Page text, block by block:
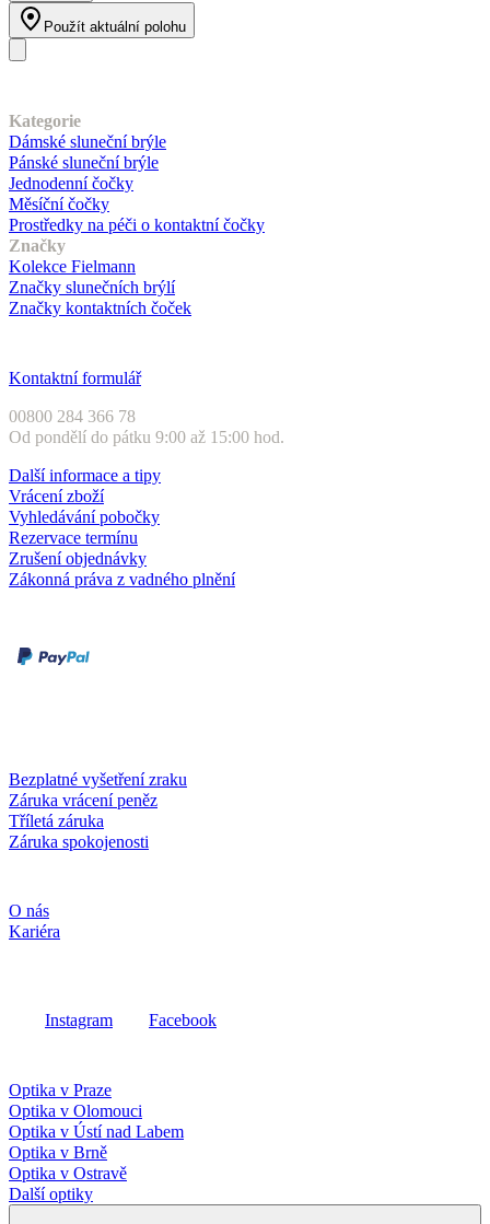
Použít aktuální polohu
Kategorie
Dámské sluneční brýle
Pánské sluneční brýle
Jednodenní čočky
Měsíční čočky
Prostředky na péči o kontaktní čočky
Značky
Kolekce Fielmann
Značky slunečních brýlí
Značky kontaktních čoček
Kontaktní formulář
00800 284 366 78
Od pondělí do pátku 9:00 až 15:00 hod.
Další informace a tipy
Vrácení zboží
Vyhledávání pobočky
Rezervace termínu
Zrušení objednávky
Zákonná práva z vadného plnění
Bezplatné vyšetření zraku
Záruka vrácení peněz
Tříletá záruka
Záruka spokojenosti
O nás
Kariéra
Instagram Facebook
Optika v Praze
Optika v Olomouci
Optika v Ústí nad Labem
Optika v Brně
Optika v Ostravě
Další optiky